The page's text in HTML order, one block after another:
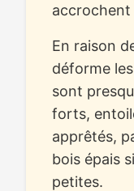
accrochent
En raison
déforme
sont
forts,
apprêtés,
bois épais
petites.